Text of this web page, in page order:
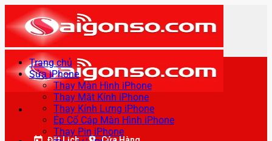
qua
nội
dung
Trang chủ
Sửa iPhone
Thay Màn Hình iPhone
Thay Mặt Kính iPhone
Thay Kính Lưng iPhone
Ép Cổ Cáp Màn Hình iPhone
Thay Pin iPhone